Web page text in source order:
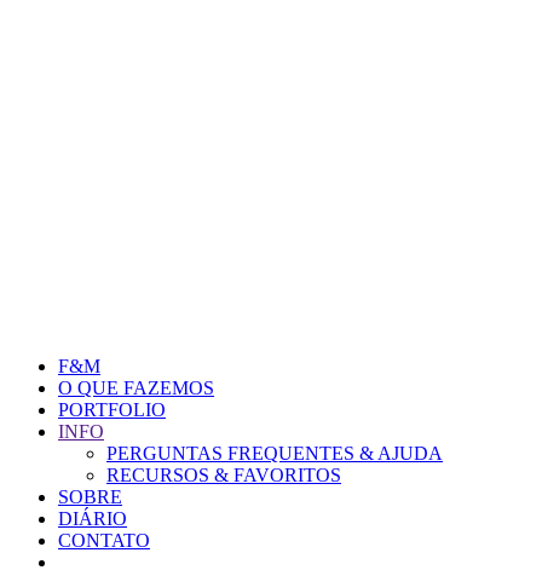
F&M
O QUE FAZEMOS
PORTFOLIO
INFO
PERGUNTAS FREQUENTES & AJUDA
RECURSOS & FAVORITOS
SOBRE
DIÁRIO
CONTATO